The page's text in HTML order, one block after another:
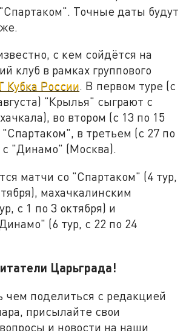
Точные даты будут
с кем сойдётся на
клуб в рамках группового
Кубка России. В первом туре (с
"Крылья" сыграют с
во втором (с 13 по 15
в третьем (с 27 по
с "Динамо" (Москва).
матчи со "Спартаком" (4 тур,
махачкалинским
с 1 по 3 октября) и
(6 тур, с 22 по 24
Царьграда!
чем поделиться с редакцией
присылайте свои
и новости на наши